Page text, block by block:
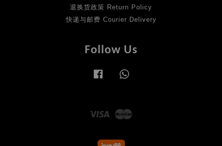
退换货政策 Return Policy
快递与邮费 Courier Delivery
Follow Us
Facebook
Visa